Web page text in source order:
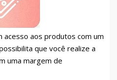
aos produtos com um
que você realize a
uma margem de